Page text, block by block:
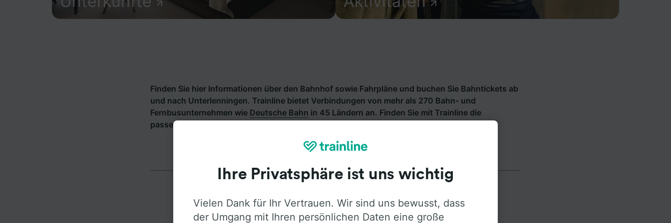
Finden Sie hier Informationen über den Bahnhof sowie Fahrpläne und buchen Sie Bahntickets ab
und nach Unterlenningen. Trainline bietet Verbindungen von mehr als 270 Bahn- und
Fernbusunternehmen wie Deutsche Bahn in 45 Ländern an. Finden Sie mit Trainline die
passende Verbindung ab Unterlenningen.
Ihre Privatsphäre ist uns wichtig
Vielen Dank für Ihr Vertrauen. Wir sind uns bewusst, dass
der Umgang mit Ihren persönlichen Daten eine große